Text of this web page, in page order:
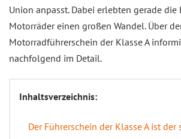
Union anpasst. Dabei erlebten gerade die
Motorräder einen großen Wandel. Über
Motorradführerschein der Klasse A
nachfolgend im Detail.
Inhaltsverzeichnis:
Der Führerschein der Klasse A ist der